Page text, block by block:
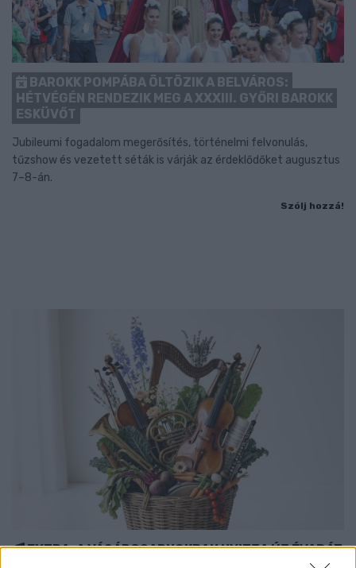
BAROKK POMPÁBA ÖLTÖZIK A BELVÁROS:
HÉTVÉGÉN RENDEZIK MEG A XXXIII. GYŐRI BAROKK
ESKÜVŐT
Jubileumi fogadalom megerősítés, történelmi felvonulás,
tűzshow és vezetett séták is várják az érdeklődőket augusztus
7–8-án.
Szólj hozzá!
EXTRA: A VÁSÁRCSARNOKBAN NYITJA ÚJ ÉVADÁT